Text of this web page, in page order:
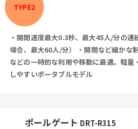
TYPE2
・開閉速度最大0.3秒、最大45人/分の連
場合、最大60人/分）
・開閉など細かな
などの一時的な利用や移動に最適。軽量
しやすいポータブルモデル
ポールゲート DRT-R315